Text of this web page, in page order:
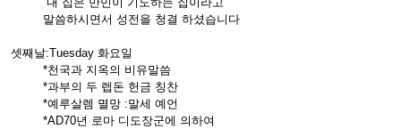
말씀하시면서 성전을 청결 하셨습니다
셋째날:Tuesday 화요일
*천국과 지옥의 비유말씀
*과부의 두 렙돈 헌금 칭찬
*예루살렘 멸망 :말세 예언
*AD70년 로마 디도장군에 의하여